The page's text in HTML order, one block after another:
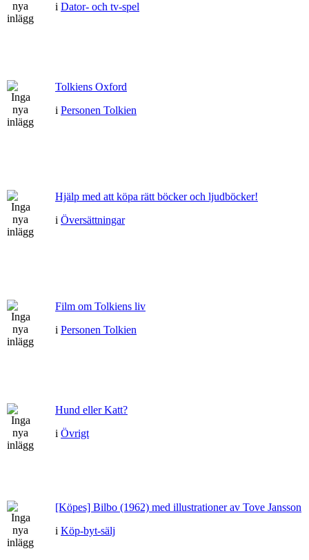
i Dator- och tv-spel
Tolkiens Oxford
i Personen Tolkien
Hjälp med att köpa rätt böcker och ljudböcker!
i Översättningar
Film om Tolkiens liv
i Personen Tolkien
Hund eller Katt?
i Övrigt
[Köpes] Bilbo (1962) med illustrationer av Tove Jansson
i Köp-byt-sälj